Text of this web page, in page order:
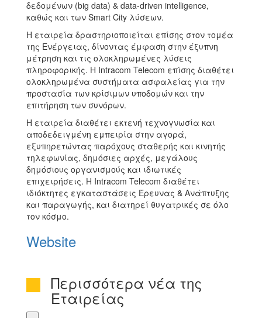
δεδομένων (big data) & data-driven intelligence,
καθώς και των Smart City λύσεων.
Η εταιρεία δραστηριοποιείται επίσης στον τομέα
της Ενέργειας, δίνοντας έμφαση στην έξυπνη
μέτρηση και τις ολοκληρωμένες λύσεις
πληροφορικής. Η Intracom Telecom επίσης διαθέτει
ολοκληρωμένα συστήματα ασφαλείας για την
προστασία των κρίσιμων υποδομών και την
επιτήρηση των συνόρων.
Η εταιρεία διαθέτει εκτενή τεχνογνωσία και
αποδεδειγμένη εμπειρία στην αγορά,
εξυπηρετώντας παρόχους σταθερής και κινητής
τηλεφωνίας, δημόσιες αρχές, μεγάλους
δημόσιους οργανισμούς και ιδιωτικές
επιχειρήσεις. Η Intracom Telecom διαθέτει
ιδιόκτητες εγκαταστάσεις Έρευνας & Ανάπτυξης
και παραγωγής, και διατηρεί θυγατρικές σε όλο
τον κόσμο.
Website
Περισσότερα νέα της
Εταιρείας